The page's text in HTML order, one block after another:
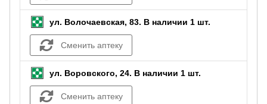
ул. Волочаевская, 83. В наличии 1 шт.
Сменить аптеку
ул. Воровского, 24. В наличии 1 шт.
Сменить аптеку